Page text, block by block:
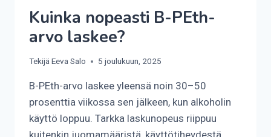
Kuinka nopeasti B-PEth-
arvo laskee?
TekijäEeva Salo 5 joulukuun, 2025
B-PEth-arvo laskee yleensä noin 30–50
prosenttia viikossa sen jälkeen, kun alkoholin
käyttö loppuu. Tarkka laskunopeus riippuu